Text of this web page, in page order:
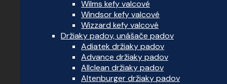
Wilms kefy valcové
Windsor kefy valcové
Wizzard kefy valcové
Držiaky padov, unášače padov
Adiatek držiaky padov
Advance držiaky padov
Allclean držiaky padov
Altenburger držiaky padov